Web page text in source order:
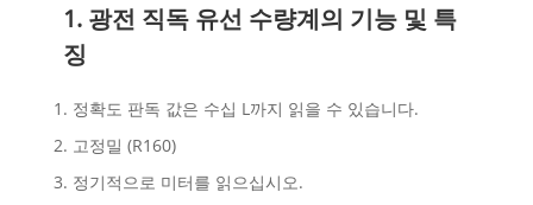
1. 광전 직독 유선 수량계의 기능 및 특
징
1. 정확도 판독 값은 수십 L까지 읽을 수 있습니다.
2. 고정밀 (R160)
3. 정기적으로 미터를 읽으십시오.